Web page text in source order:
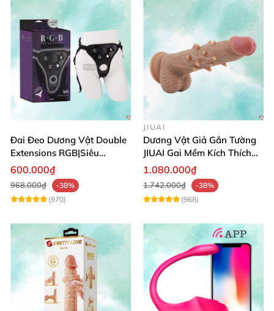
Đai Đeo Dương Vật Double
Extensions RGB|Siêu
Bền|Cảm Giác Thật
600.000₫
968.000₫
-38%
(970)
JIUAI
Dương Vật Giả Gắn Tường
JIUAI Gai Mềm Kích Thích
Điểm G Siêu Mượt
1.080.000₫
1.742.000₫
-38%
(968)